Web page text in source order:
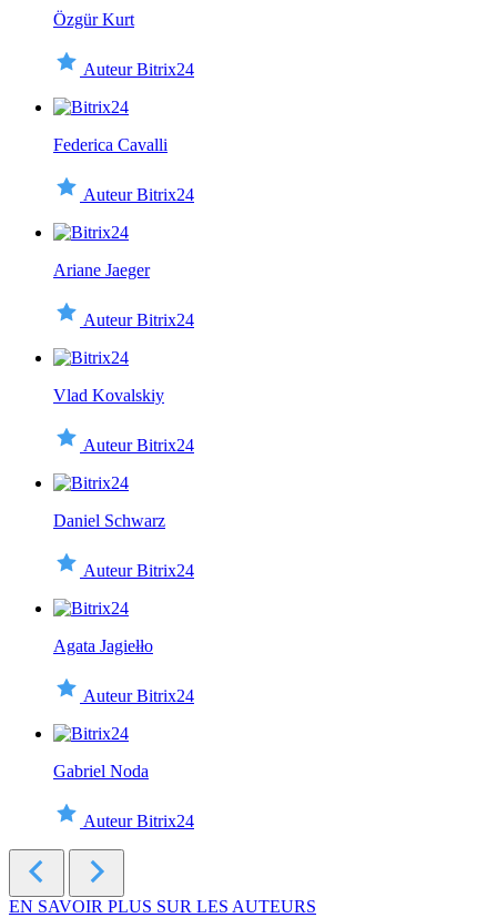
Özgür Kurt
Auteur Bitrix24
Federica Cavalli
Auteur Bitrix24
Ariane Jaeger
Auteur Bitrix24
Vlad Kovalskiy
Auteur Bitrix24
Daniel Schwarz
Auteur Bitrix24
Agata Jagiełło
Auteur Bitrix24
Gabriel Noda
Auteur Bitrix24
EN SAVOIR PLUS SUR LES AUTEURS